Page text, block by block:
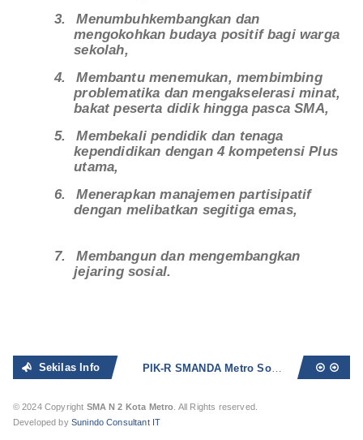
3.
Menumbuhkembangkan dan
mengokohkan budaya positif bagi warga
sekolah,
4.
Membantu menemukan, membimbing
problematika dan mengakselerasi minat,
bakat peserta didik hingga pasca SMA,
5.
Membekali pendidik dan tenaga
kependidikan dengan 4 kompetensi Plus
utama,
6.
Menerapkan manajemen partisipatif
dengan melibatkan segitiga emas,
7.
Membangun dan mengembangkan
jejaring sosial.
Sekilas Info PIK-R SMANDA Metro Sosialisasikan Bahaya Seks Bebas dan Narkoba
© 2024 Copyright SMA N 2 Kota Metro . All Rights reserved.
Developed by Sunindo Consultant IT